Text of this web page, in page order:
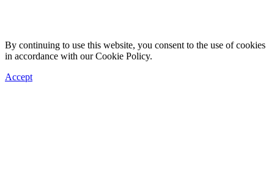
By continuing to use this website, you consent to the use of cookies
in accordance with our Cookie Policy.
Accept